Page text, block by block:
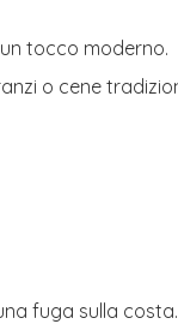
tocco moderno.
o cene
fuga sulla